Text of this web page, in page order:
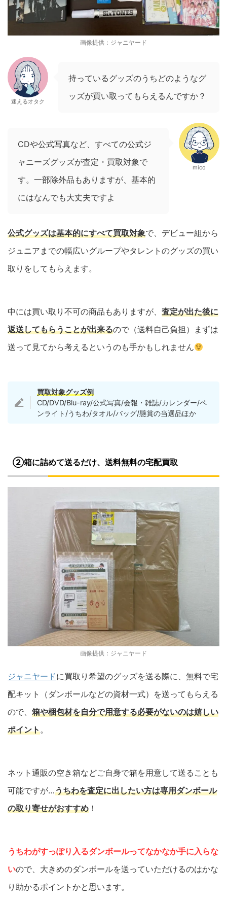
画像提供：ジャニヤード
迷えるオタク
持っているグッズのうちどのようなグ
ッズが買い取ってもらえるんですか？
CDや公式写真など、すべての公式ジ
ャニーズグッズが査定・買取対象で
す。一部除外品もありますが、基本的
にはなんでも大丈夫ですよ
mico
公式グッズは基本的にすべて買取対象で、デビュー組から
ジュニアまでの幅広いグループやタレントのグッズの買い
取りをしてもらえます。
中には買い取り不可の商品もありますが、 査定が出た後に
返送してもらうことが出来るので（送料自己負担）まずは
送って見てから考えるというのも手かもしれません
買取対象グッズ例
CD/DVD/Blu-ray/公式写真/会報・雑誌/カレンダー/ペ
ンライト/うちわ/タオル/バッグ/懸賞の当選品ほか
②箱に詰めて送るだけ、送料無料の宅配買取
画像提供：ジャニヤード
ジャニヤードに買取り希望のグッズを送る際に、無料で宅
配キット（ダンボールなどの資材一式）を送ってもらえる
ので、 箱や梱包材を自分で用意する必要がないのは嬉しい
ポイント。
ネット通販の空き箱などご自身で箱を用意して送ることも
可能ですが…うちわを査定に出したい方は専用ダンボール
の取り寄せがおすすめ ！
うちわがすっぽり入るダンボールってなかなか手に入らな
いので、大きめのダンボールを送っていただけるのはかな
り助かるポイントかと思います。